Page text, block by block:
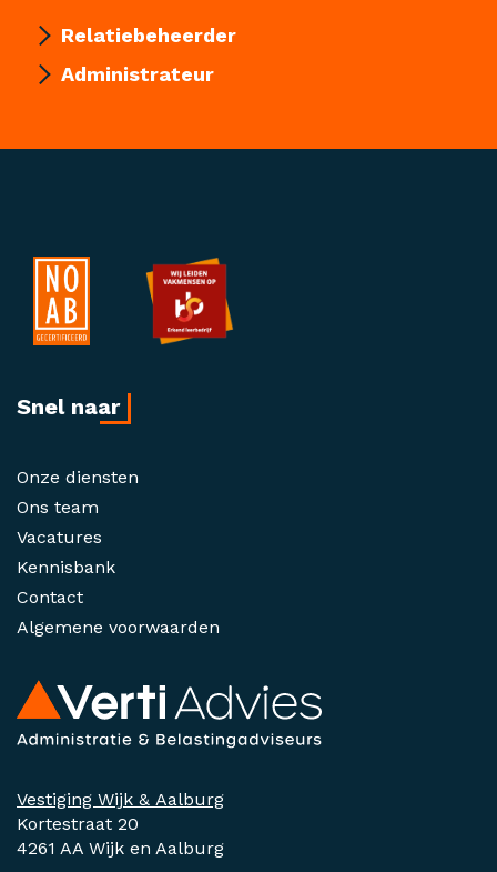
Relatiebeheerder
Administrateur
Vestiging Wijk & Aalburg
Kortestraat 20
4261 AA Wijk en Aalburg
Snel naar
Onze diensten
Ons team
Vacatures
Kennisbank
Contact
Algemene voorwaarden